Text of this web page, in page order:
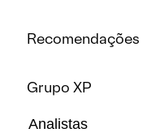
Recomendações
Grupo XP
Analistas